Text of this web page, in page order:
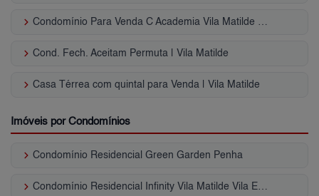
keyboard_arrow_right Condomínio Para Venda C Academia Vila Matilde - SP
keyboard_arrow_right Cond. Fech. Aceitam Permuta | Vila Matilde
keyboard_arrow_right Casa Térrea com quintal para Venda | Vila Matilde
Imóveis por Condomínios
keyboard_arrow_right Condomínio Residencial Green Garden Penha
keyboard_arrow_right Condomínio Residencial Infinity Vila Matilde Vila Esperança